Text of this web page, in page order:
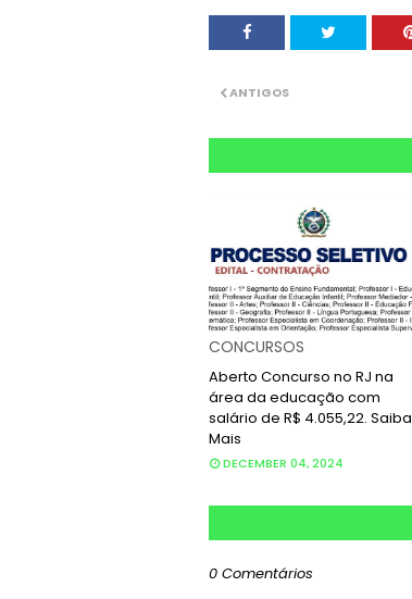
ANTIGOS
CONCURSOS
Aberto Concurso no RJ na
área da educação com
salário de R$ 4.055,22. Saiba
Mais
DECEMBER 04, 2024
0 Comentários